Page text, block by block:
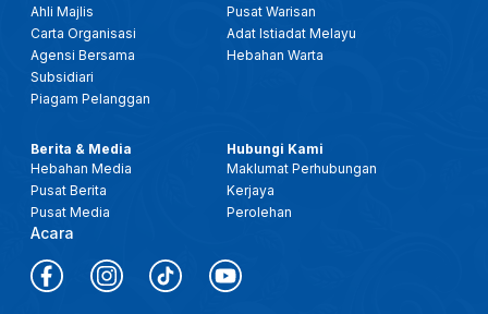
Ahli Majlis
Carta Organisasi
Agensi Bersama
Subsidiari
Piagam Pelanggan
Pusat Warisan
Adat Istiadat Melayu
Hebahan Warta
Berita & Media
Hebahan Media
Pusat Berita
Pusat Media
Acara
Hubungi Kami
Maklumat Perhubungan
Kerjaya
Perolehan